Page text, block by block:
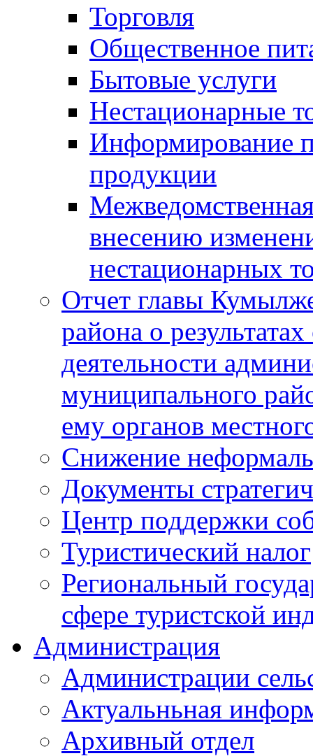
Торговля
Общественное
Бытовые услуги
Нестационарные
Информирование
продукции
внесению
нестационарных
Отчет главы
района о
деятельности
муниципального
ему органов
Снижение
Документы
Центр поддержки
Туристический налог
Региональный
сфере туристской
Администрация
Администрации
Актуальньная
Архивный отдел